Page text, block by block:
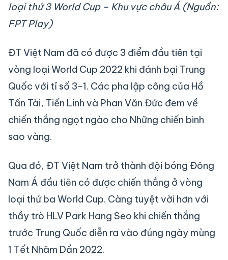
loại thứ 3 World Cup – Khu vực châu Á (Nguồn:
FPT Play)
ĐT Việt Nam đã có được 3 điểm đầu tiên tại
vòng loại World Cup 2022 khi đánh bại Trung
Quốc với tỉ số 3-1. Các pha lập công của Hồ
Tấn Tài, Tiến Linh và Phan Văn Đức đem về
chiến thắng ngọt ngào cho Những chiến binh
sao vàng.
Qua đó, ĐT Việt Nam trở thành đội bóng Đông
Nam Á đầu tiên có được chiến thắng ở vòng
loại thứ ba World Cup. Càng tuyệt vời hơn với
thầy trò HLV Park Hang Seo khi chiến thắng
trước Trung Quốc diễn ra vào đúng ngày mùng
1 Tết Nhâm Dần 2022.